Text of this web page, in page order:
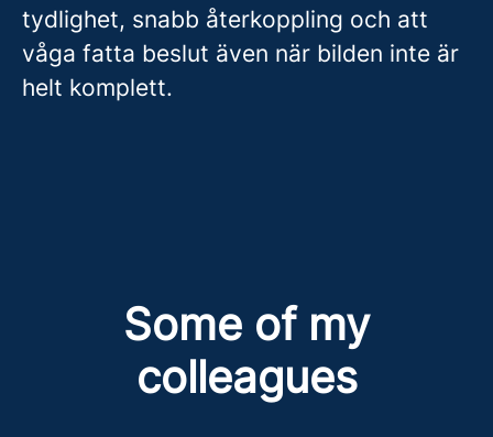
tydlighet, snabb återkoppling och att
våga fatta beslut även när bilden inte är
helt komplett.
Some of my
colleagues